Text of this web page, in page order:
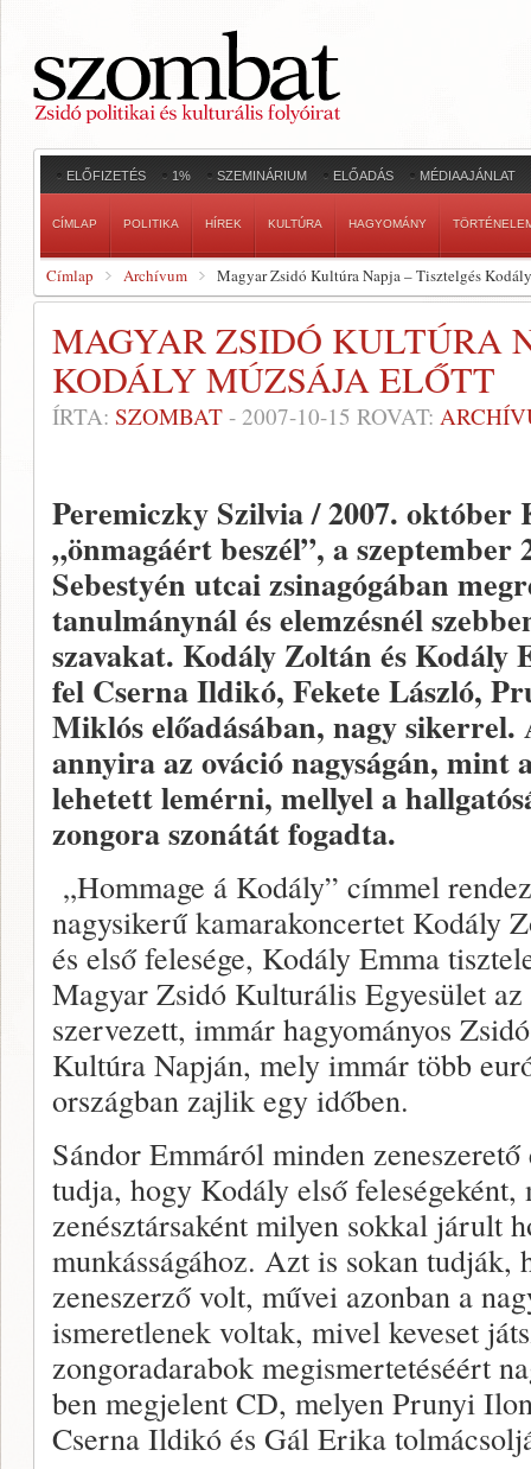
ELŐFIZETÉS 1% SZEMINÁRIUM ELŐADÁS MÉDIAAJÁNLAT
CÍMLAP POLITIKA HÍREK KULTÚRA HAGYOMÁNY
Címlap Archívum Magyar Zsidó Kultúra Napja – Tisztelgés
MAGYAR ZSIDÓ KULTÚRA
KODÁLY MÚZSÁJA ELŐTT
ÍRTA: SZOMBAT - 2007-10-15 ROVAT:
Peremiczky Szilvia / 2007. október
„önmagáért beszél”, a szeptember
Sebestyén utcai zsinagógában
tanulmánynál és elemzésnél
szavakat. Kodály Zoltán és Kodály
fel Cserna Ildikó, Fekete László,
Miklós előadásában, nagy
annyira az ováció nagyságán, mint
lehetett lemérni, mellyel a
zongora szonátát fogadta.
„Hommage á Kodály” címmel
nagysikerű kamarakoncertet Kodály
és első felesége, Kodály Emma
Magyar Zsidó Kulturális Egyesület
szervezett, immár hagyományos Zsidó
Kultúra Napján, mely immár több
országban zajlik egy időben.
Sándor Emmáról minden zeneszerető
tudja, hogy Kodály első feleségeként,
zenésztársaként milyen sokkal járult
munkásságához. Azt is sokan tudják,
zeneszerző volt, művei azonban a
ismeretlenek voltak, mivel keveset
zongoradarabok megismertetéséért
ben megjelent CD, melyen Prunyi
Cserna Ildikó és Gál Erika